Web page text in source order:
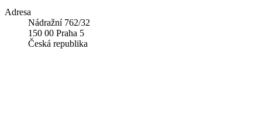
Adresa
Nádražní 762/32
150 00 Praha 5
Česká republika